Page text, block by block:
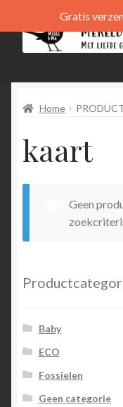
door
navigatie
direct
de
Afrekenen
Mijn account
Winkelmand
Home
kaart
Geen
Baby
ECO
Fossielen
Geen categorie
Gratis